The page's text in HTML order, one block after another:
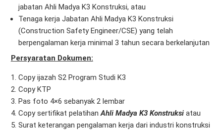
jabatan Ahli Madya K3 Konstruksi, atau
Tenaga kerja Jabatan Ahli Madya K3 Konstruksi
(Construction Safety Engineer/CSE) yang telah
berpengalaman kerja minimal 3 tahun secara berkelanjutan
Persyaratan Dokumen:
Copy ijazah S2 Program Studi K3
Copy KTP
Pas foto 4×6 sebanyak 2 lembar
Copy sertifikat pelatihanAhli Madya K3 Konstruksi atau
Surat keterangan pengalaman kerja dari industri konstruksi